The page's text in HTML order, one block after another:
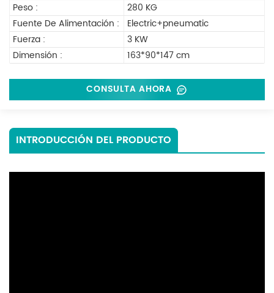
Peso :
280 KG
Fuente De Alimentación :
Electric+pneumatic
Fuerza :
3 KW
Dimensión :
163*90*147 cm
CONSULTA AHORA
INTRODUCCIÓN DEL PRODUCTO